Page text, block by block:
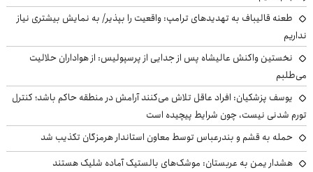
طعنه قالیباف به تهدیدهای ترامپ: واقعیت را بپذیر/ به نمایش بیشتری نیاز
نداریم
نخستین واکنش عالیشاه پس از جدایی از پرسپولیس: از هواداران حلالیت
می‌طلبم
یوسف پزشکیان: افراد عاقل تلاش می‌کنند آرامش در منطقه حاکم باشد؛ کنترل
تورم شدنی نیست، چون شرایط پیچیده است
حمله به قشم و بندرعباس توسط معاون استاندار هرمزگان تکذیب شد
هشدار یمن به عربستان: موشک‌های بالستیک آماده شلیک هستند